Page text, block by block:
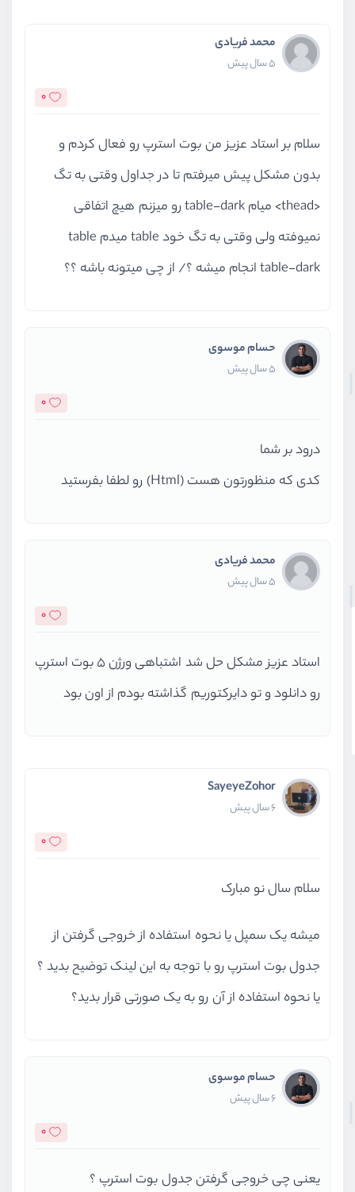
محمد فریادی
5 سال پیش
0
سلام بر استاد عزیز من بوت استرپ رو فعال کردم و
بدون مشکل پیش میرفتم تا در جداول وقتی به تگ
<thead> میام table-dark رو میزنم هیچ اتفاقی
نمیوفته ولی وقتی به تگ خود table میدم table
table-dark انجام میشه ؟/ از چی میتونه باشه ؟؟
حسام موسوی
5 سال پیش
0
درود بر شما
کدی که منظورتون هست (Html) رو لطفا بفرستید
محمد فریادی
5 سال پیش
0
استاد عزیز مشکل حل شد اشتباهی ورژن 5 بوت استرپ
رو دانلود و تو دایرکتوریم گذاشته بودم از اون بود
SayeyeZohor
6 سال پیش
0
سلام سال نو مبارک
میشه یک سمپل یا نحوه استفاده از خروجی گرفتن از
جدول بوت استرپ رو با توجه به این لینک توضیح بدید ؟
یا نحوه استفاده از آن رو به یک صورتی قرار بدید؟
حسام موسوی
6 سال پیش
0
یعنی چی خروجی گرفتن جدول بوت استرپ ؟